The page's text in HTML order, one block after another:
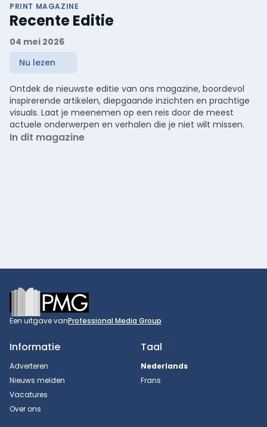
PRINT MAGAZINE
Recente Editie
04 mei 2026
Nu lezen
Ontdek de nieuwste editie van ons magazine, boordevol
inspirerende artikelen, diepgaande inzichten en prachtige
visuals. Laat je meenemen op een reis door de meest
actuele onderwerpen en verhalen die je niet wilt missen.
In dit magazine
Footer
Een uitgave vanProfessional Media Group
Informatie
Adverteren
Nieuws melden
Vacatures
Over ons
Taal
Nederlands
Frans